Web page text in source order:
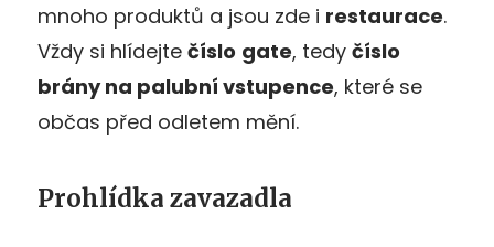
mnoho produktů a jsou zde i restaurace.
Vždy si hlídejte číslo gate, tedy číslo
brány na palubní vstupence, které se
občas před odletem mění.
Prohlídka zavazadla